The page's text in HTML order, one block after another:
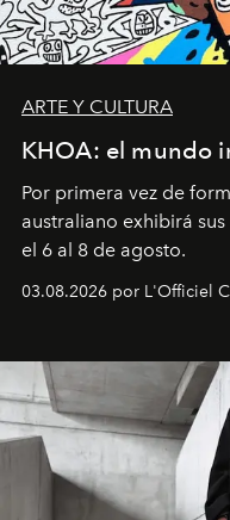
ARTE Y CULTURA
KHOA: el mundo
Por primera vez de
australiano exhibirá
el 6 al 8 de agosto.
03.08.2026 por L'Officiel